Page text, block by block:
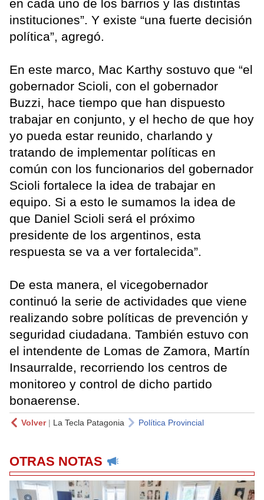
en cada uno de los barrios y las distintas
instituciones”. Y existe “una fuerte decisión
política”, agregó.
En este marco, Mac Karthy sostuvo que “el
gobernador Scioli, con el gobernador
Buzzi, hace tiempo que han dispuesto
trabajar en conjunto, y el hecho de que hoy
yo pueda estar reunido, charlando y
tratando de implementar políticas en
común con los funcionarios del gobernador
Scioli fortalece la idea de trabajar en
equipo. Si a esto le sumamos la idea de
que Daniel Scioli será el próximo
presidente de los argentinos, esta
respuesta se va a ver fortalecida”.
De esta manera, el vicegobernador
continuó la serie de actividades que viene
realizando sobre políticas de prevención y
seguridad ciudadana. También estuvo con
el intendente de Lomas de Zamora, Martín
Insaurralde, recorriendo los centros de
monitoreo y control de dicho partido
bonaerense.
Volver| La Tecla Patagonia Política Provincial
OTRAS NOTAS